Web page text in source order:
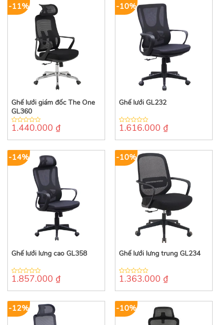
-11%
Ghế lưới giám đốc The One
GL360
0
of
1.440.000 ₫
-10%
Ghế lưới GL232
0
of
1.616.000 ₫
-14%
Ghế lưới lưng cao GL358
0
of
1.857.000 ₫
-10%
Ghế lưới lưng trung GL234
0
of
1.363.000 ₫
-12% -10%